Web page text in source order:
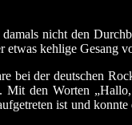
nicht den
etwas kehlige Gesang
der deutschen
Mit den Worten
ist und